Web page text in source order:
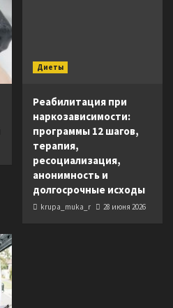
Диеты
Реабилитация при
наркозависимости:
программы 12 шагов,
терапия,
ресоциализация,
анонимность и
долгосрочные исходы
krupa_muka_r 28 июня 2026